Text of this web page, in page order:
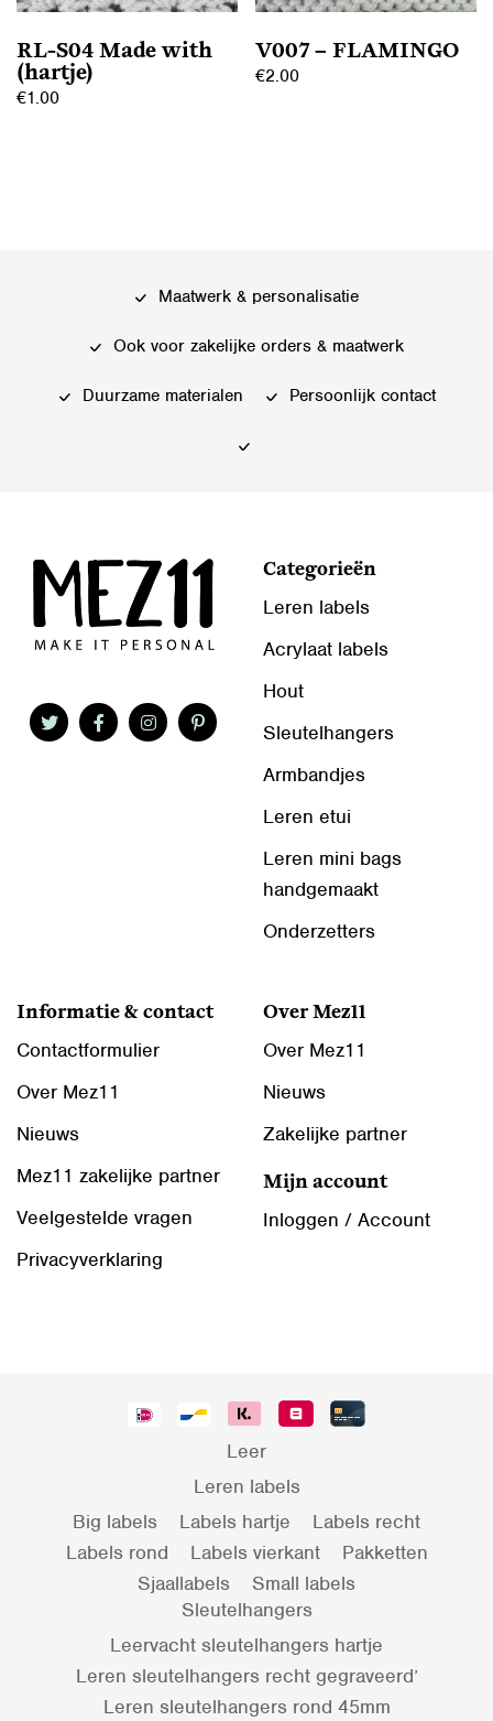
de
productpagina
productpagina
RL-S04 Made with
(hartje)
€1.00
worden
V007 – FLAMINGO
€2.00
optie
gekozen
op
Maatwerk & personalisatie
Ook voor zakelijke orders & maatwerk
Duurzame materialen Persoonlijk contact
Categorieën
Leren labels
Acrylaat labels
Hout
Sleutelhangers
Armbandjes
Leren etui
Leren mini bags
handgemaakt
Onderzetters
Informatie & contact
Contactformulier
Over Mez11
Nieuws
Mez11 zakelijke partner
Veelgestelde vragen
Privacyverklaring
Over Mez11
Over Mez11
Nieuws
Zakelijke partner
Mijn account
Inloggen / Account
Leer
Leren labels
Big labels
Labels hartje
Labels recht
Labels rond
Labels vierkant
Pakketten
Sjaallabels
Small labels
Sleutelhangers
Leervacht sleutelhangers hartje
Leren sleutelhangers recht gegraveerd’
Leren sleutelhangers rond 45mm